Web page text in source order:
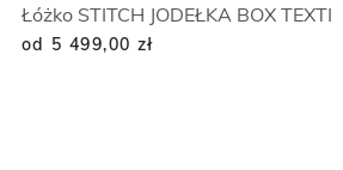
Łóżko STITCH JODEŁKA BOX TEXTI
od 5 499,00 zł